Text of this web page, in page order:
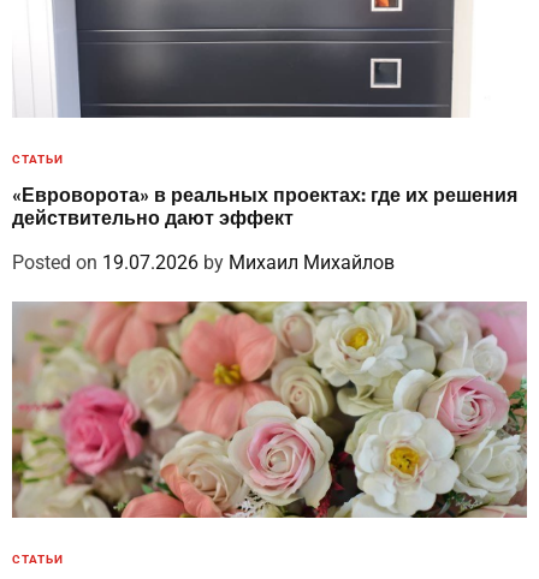
СТАТЬИ
«Евроворота» в реальных проектах: где их решения
действительно дают эффект
Posted on 19.07.2026 by Михаил Михайлов
СТАТЬИ